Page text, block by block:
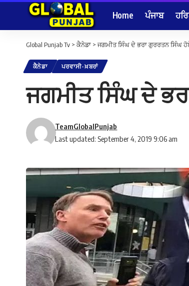
Home ਪੰਜਾਬ
Global Punjab Tv > ਕੈਨੇਡਾ > ਜਗਮੀਤ ਸਿੰਘ ਦੇ ਭਰਾ ਗੁਰਰਤਨ ਸਿੰਘ
ਕੈਨੇਡਾ ਪਰਵਾਸੀ-ਖ਼ਬਰਾਂ
ਜਗਮੀਤ ਸਿੰਘ ਦੇ
Last updated: September 4, 2019 9:06 am
TeamGlobalPunjab